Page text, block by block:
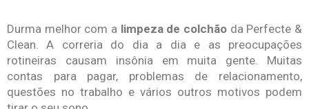
Durma melhor com a limpeza de colchão da Perfecte &
Clean. A correria do dia a dia e as preocupações
rotineiras causam insônia em muita gente. Muitas
contas para pagar, problemas de relacionamento,
questões no trabalho e vários outros motivos podem